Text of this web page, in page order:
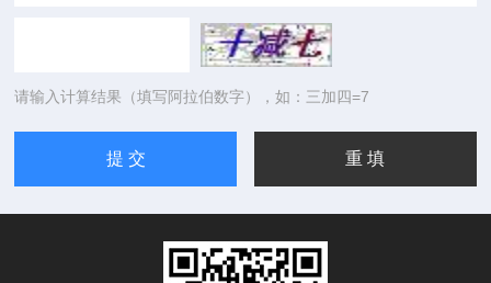
请输入计算结果（填写阿拉伯数字），如：三加四=7